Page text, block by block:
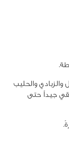
والحليب
جيداً حتى